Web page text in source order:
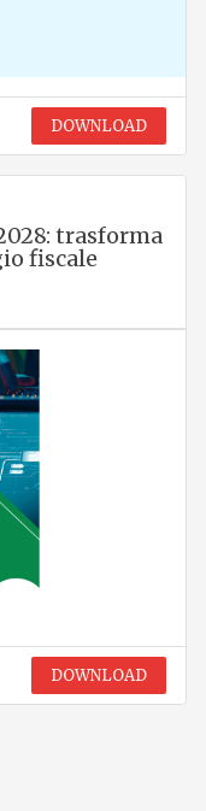
DOWNLOAD
trasforma
fiscale
DOWNLOAD